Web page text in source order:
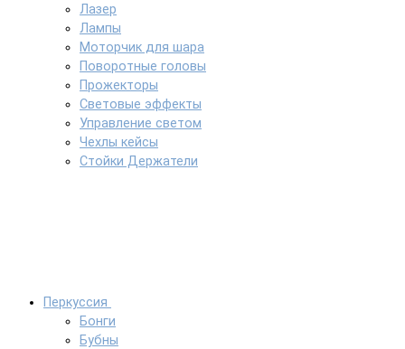
Лазер
Лампы
Моторчик для шара
Поворотные головы
Прожекторы
Световые эффекты
Управление светом
Чехлы кейсы
Стойки Держатели
Перкуссия
Бонги
Бубны